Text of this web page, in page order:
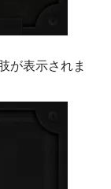
が表示されま